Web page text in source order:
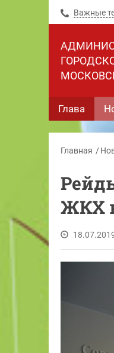
Важные
Глава
Главная
ЖКХ